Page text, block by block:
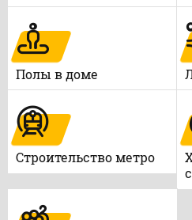
Полы в доме
Строительство метро